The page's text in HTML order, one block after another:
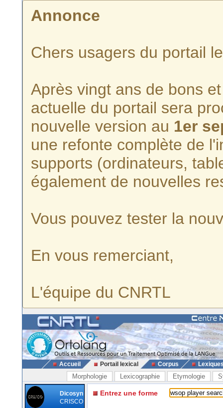
Annonce
Chers usagers du portail
Après vingt ans de bons
actuelle du portail sera
nouvelle version au 1er
une refonte complète de
supports (ordinateurs,
également de nouvelles
Vous pouvez tester la
En vous remerciant,
L'équipe du CNRTL
Accueil Portail lexical Corpus
Morphologie Lexicographie Etymologie
Dicosyn
CRISCO
Entrez une forme